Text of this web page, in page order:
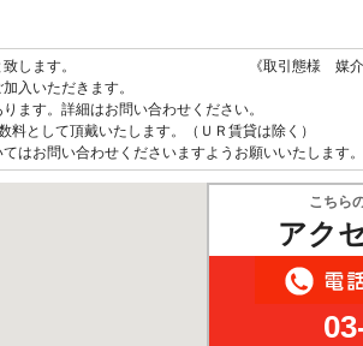
況を優先と致します。 《取引態様 媒介
入いただきます。
ます。詳細はお問い合わせください。
として頂戴いたします。（ＵＲ賃貸は除く）
はお問い合わせくださいますようお願いいたします。
こちら
アク